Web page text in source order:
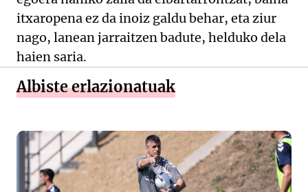
itxaropena ez da inoiz galdu behar, eta ziur
nago, lanean jarraitzen badute, helduko dela
haien saria.
Albiste erlazionatuak